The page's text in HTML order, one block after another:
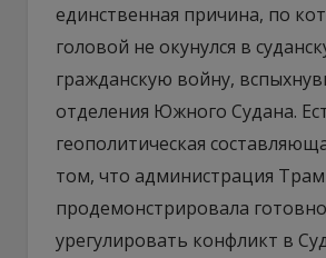
единственная причина, по
головой не окунулся в
гражданскую войну,
отделения Южного Судана.
геополитическая
том, что администрация
продемонстрировала
урегулировать конфликт в